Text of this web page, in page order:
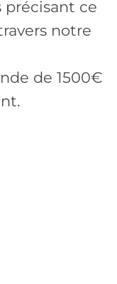
précisant ce
notre
de 1500€